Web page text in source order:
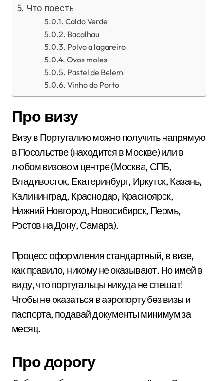
Что поесть
Caldo Verde
Bacalhau
Polvo a lagareiro
Ovos moles
Pastel de Belem
Vinho do Porto
Про визу
Визу в Португалию можно получить напрямую
в Посольстве (находится в Москве) или в
любом визовом центре (Москва, СПБ,
Владивосток, Екатеринбург, Иркутск, Казань,
Калининград, Краснодар, Красноярск,
Нижний Новгород, Новосибирск, Пермь,
Ростов на Дону, Самара).
Процесс оформления стандартный, в визе,
как правило, никому не оказывают. Но имей в
виду, что португальцы никуда не спешат!
Чтобы не оказаться в аэропорту без визы и
паспорта, подавай документы минимум за
месяц.
Про дорогу